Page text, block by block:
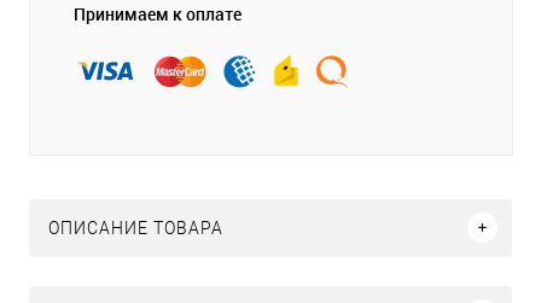
Принимаем к оплате
ОПИСАНИЕ ТОВАРА